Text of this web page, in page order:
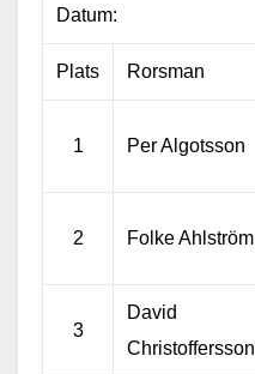
Datum:
Plats Rorsman
1 Per Algotsson
2 Folke Ahlström
3
David
Christoffersson